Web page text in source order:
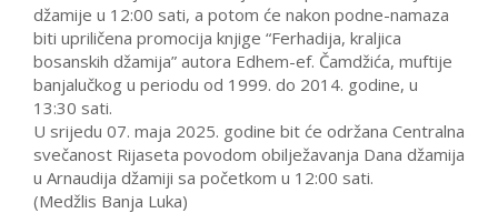
džamije u 12:00 sati, a potom će nakon podne-namaza
biti upriličena promocija knjige “Ferhadija, kraljica
bosanskih džamija” autora Edhem-ef. Čamdžića, muftije
banjalučkog u periodu od 1999. do 2014. godine, u
13:30 sati.
U srijedu 07. maja 2025. godine bit će održana Centralna
svečanost Rijaseta povodom obilježavanja Dana džamija
u Arnaudija džamiji sa početkom u 12:00 sati.
(Medžlis Banja Luka)